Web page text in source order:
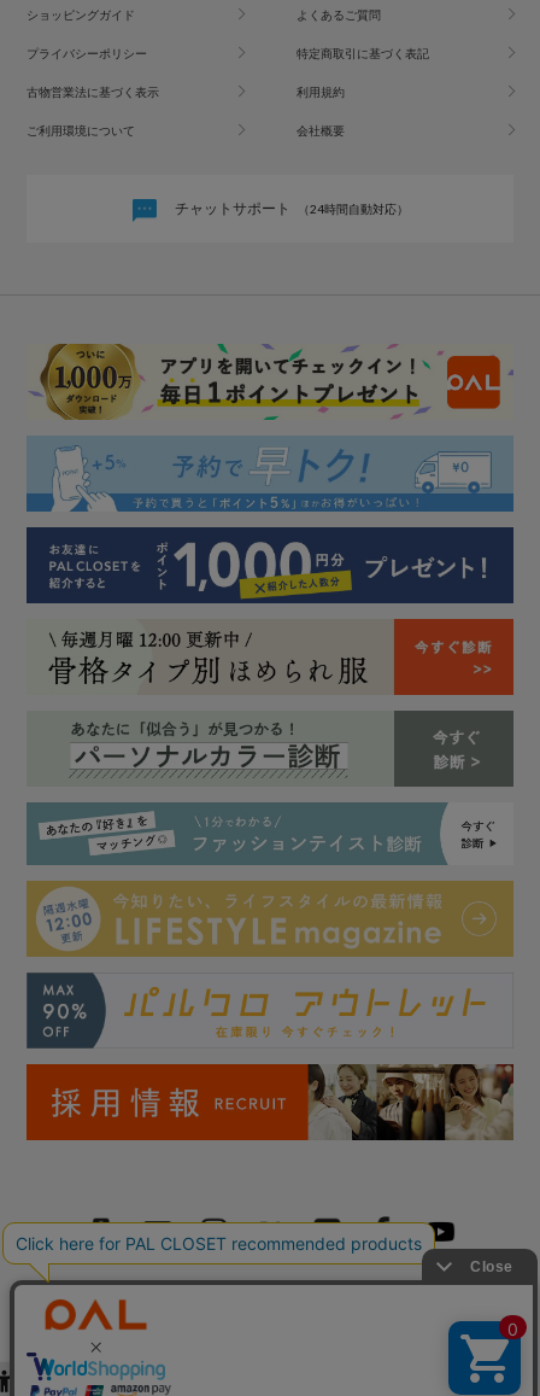
ショッピングガイド よくあるご質問
プライバシーポリシー 特定商取引に基づく表記
古物営業法に基づく表示 利用規約
ご利用環境について 会社概要
チャットサポート （24時間自動対応）